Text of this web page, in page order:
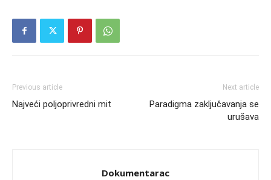
Previous article
Najveći poljoprivredni mit
Next article
Paradigma zaključavanja se
urušava
Dokumentarac